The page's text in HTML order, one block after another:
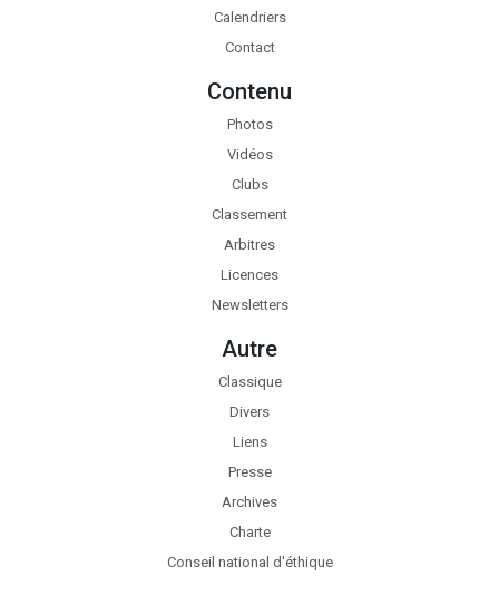
Calendriers
Contact
Contenu
Photos
Vidéos
Clubs
Classement
Arbitres
Licences
Newsletters
Autre
Classique
Divers
Liens
Presse
Archives
Charte
Conseil national d'éthique